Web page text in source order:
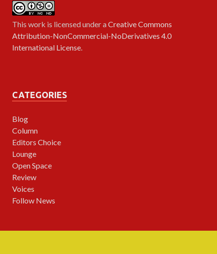
This work is licensed under aCreative Commons
Attribution-NonCommercial-NoDerivatives 4.0
International License.
CATEGORIES
Blog
Column
Editors Choice
Lounge
Open Space
Review
Voices
Follow News